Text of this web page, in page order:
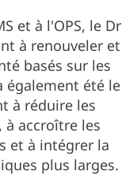
et à l'OPS, le Dr
à renouveler et
basés sur les
également été le
à réduire les
à accroître les
et à intégrer la
plus larges.